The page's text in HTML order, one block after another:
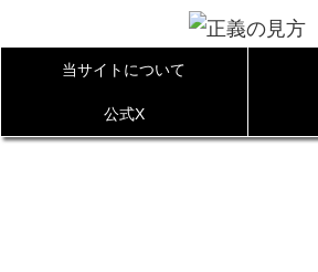
当サイトについて
公式X